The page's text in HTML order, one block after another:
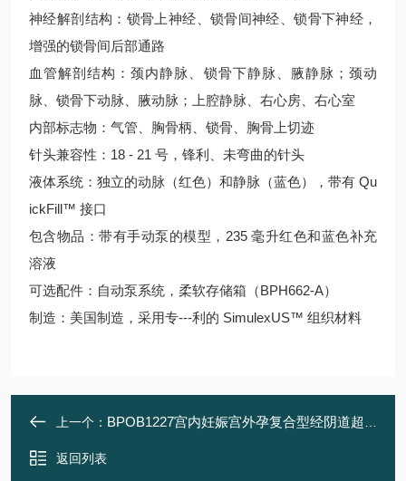
神经解剖结构：锁骨上神经、锁骨间神经、锁骨下神经，
增强的锁骨间后部通路
血管解剖结构：颈内静脉、锁骨下静脉、腋静脉；颈动
脉、锁骨下动脉、腋动脉；上腔静脉、右心房、右心室
内部标志物：气管、胸骨柄、锁骨、胸骨上切迹
针头兼容性：18 - 21 号，锋利、未弯曲的针头
液体系统：独立的动脉（红色）和静脉（蓝色），带有 Qu
ickFill™ 接口
包含物品：带有手动泵的模型，235 毫升红色和蓝色补充
溶液
可选配件：自动泵系统，柔软存储箱（BPH662-A）
制造：美国制造，采用专---利的 SimulexUS™ 组织材料
上一个： BPOB1227宫内妊娠宫外孕复合型经阴道超声模体
返回列表